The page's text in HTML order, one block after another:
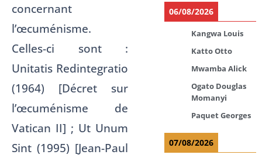
concernant
l’œcuménisme.
Celles-ci sont :
Unitatis Redintegratio
(1964) [Décret sur
l’œcuménisme de
Vatican II] ; Ut Unum
Sint (1995) [Jean-Paul
06/08/2026
Kangwa Louis
Katto Otto
Mwamba Alick
Ogato Douglas
Momanyi
Paquet Georges
07/08/2026